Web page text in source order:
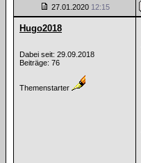
27.01.2020 12:15
Hugo2018
Dabei seit: 29.09.2018
Beiträge: 76
Themenstarter